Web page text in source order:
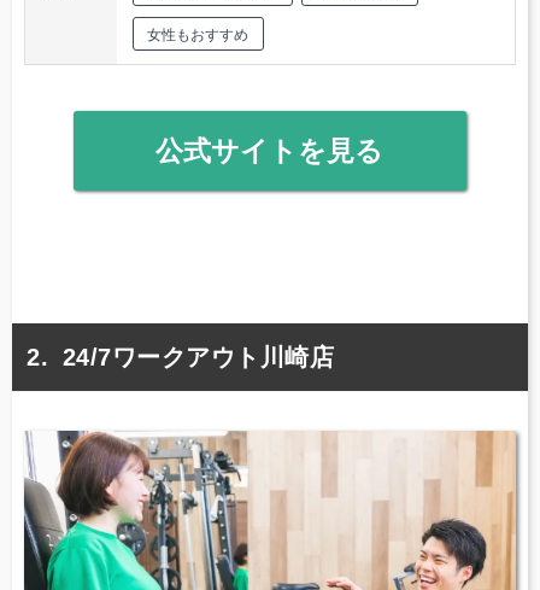
女性もおすすめ
公式サイトを見る
24/7ワークアウト川崎店